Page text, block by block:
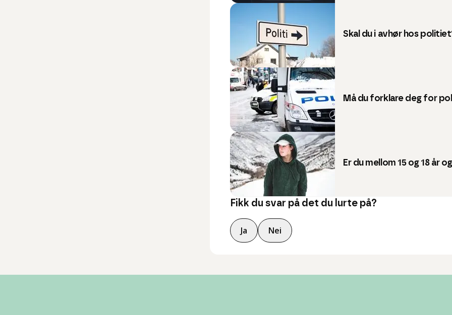
Skal du i avhør hos
Må du forklare deg for
Er du mellom 15 og 18 år
Fikk du svar på det du lurte på?
Ja Nei